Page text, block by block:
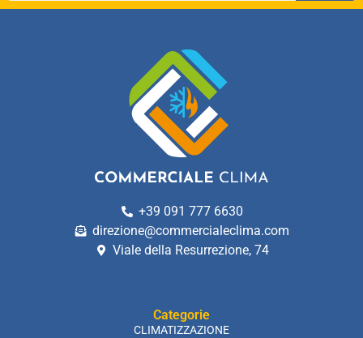
+39 091 777 6630
direzione@commercialeclima.com
Viale della Resurrezione, 74
Categorie
CLIMATIZZAZIONE